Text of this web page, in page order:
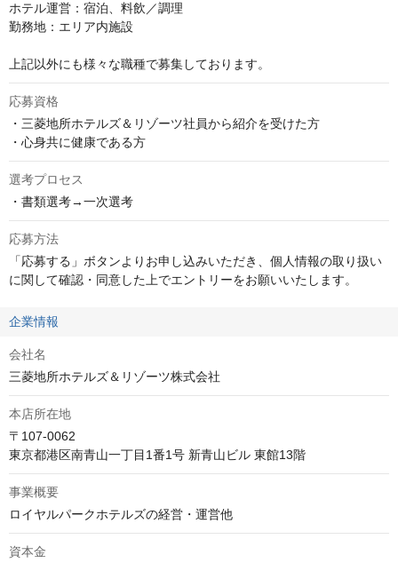
ホテル運営：宿泊、料飲／調理
勤務地：エリア内施設
上記以外にも様々な職種で募集しております。
応募資格
・三菱地所ホテルズ＆リゾーツ社員から紹介を受けた方
・心身共に健康である方
選考プロセス
・書類選考→一次選考
応募方法
「応募する」ボタンよりお申し込みいただき、個人情報の取り扱い
に関して確認・同意した上でエントリーをお願いいたします。
企業情報
会社名
三菱地所ホテルズ＆リゾーツ株式会社
本店所在地
〒107-0062
東京都港区南青山一丁目1番1号 新青山ビル 東館13階
事業概要
ロイヤルパークホテルズの経営・運営他
資本金